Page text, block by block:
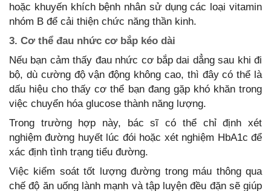
hoặc khuyến khích bệnh nhân sử dụng các loại vitamin
nhóm B để cải thiện chức năng thần kinh.
3. Cơ thể đau nhức cơ bắp kéo dài
Nếu bạn cảm thấy đau nhức cơ bắp dai dẳng sau khi đi
bộ, dù cường độ vận động không cao, thì đây có thể là
dấu hiệu cho thấy cơ thể bạn đang gặp khó khăn trong
việc chuyển hóa glucose thành năng lượng.
Trong trường hợp này, bác sĩ có thể chỉ định xét
nghiệm đường huyết lúc đói hoặc xét nghiệm HbA1c để
xác định tình trạng tiểu đường.
Việc kiểm soát tốt lượng đường trong máu thông qua
chế độ ăn uống lành mạnh và tập luyện đều đặn sẽ giúp